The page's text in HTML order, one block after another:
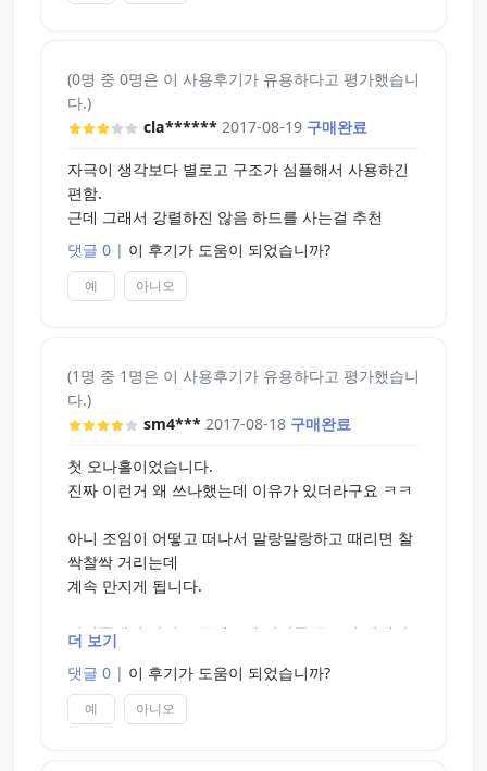
(0명 중 0명은 이 사용후기가 유용하다고 평가했습니
다.)
cla****** 2017-08-19 구매완료
자극이 생각보다 별로고 구조가 심플해서 사용하긴
편함.
근데 그래서 강렬하진 않음 하드를 사는걸 추천
댓글 0 | 이 후기가 도움이 되었습니까?
예 아니오
(1명 중 1명은 이 사용후기가 유용하다고 평가했습니
다.)
sm4*** 2017-08-18 구매완료
첫 오나홀이었습니다.
진짜 이런거 왜 쓰나했는데 이유가 있더라구요 ㅋㅋ
아니 조임이 어떻고 떠나서 말랑말랑하고 때리면 찰
싹찰싹 거리는데
계속 만지게 됩니다.
실리콘냄새 걱정도 좀했는데 실리콘 특유의 냄새가
제가 냄새에 엄청 둔감하긴한데 냄새 오히려 전 좋더
라구요
더 보기
댓글 0 | 이 후기가 도움이 되었습니까?
예 아니오